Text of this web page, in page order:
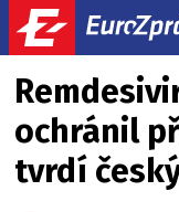
ochránil
tvrdí